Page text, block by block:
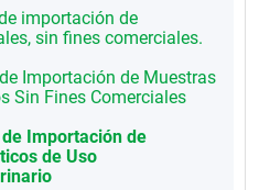
importación de
sin fines comerciales.
Importación de Muestras
Sin Fines Comerciales
Importación de
de Uso